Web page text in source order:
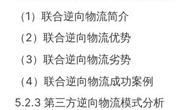
（1）联合逆向物流简介
（2）联合逆向物流优势
（3）联合逆向物流劣势
（4）联合逆向物流成功案例
5.2.3 第三方逆向物流模式分析